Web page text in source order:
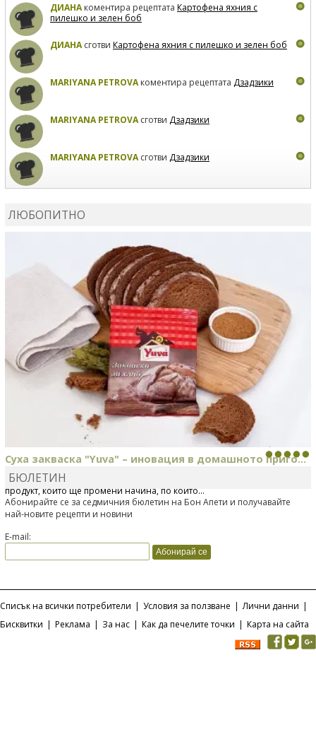
ДИАНАкоментира рецептата Картофена яхния с
пилешко и зелен боб
ДИАНАсготви Картофена яхния с пилешко и зелен боб
MARIYANA PETROVAкоментира рецептата Дзадзики
MARIYANA PETROVAсготви Дзадзики
MARIYANA PETROVAсготви Дзадзики
ЛЮБОПИТНО
Суха закваска "Yuva" – иновация в домашното приго...
Отскоро Лесафр България стартира предлагането на изцяло нов
продукт, който ще промени начина, по който...
БЮЛЕТИН
Абонирайте се за седмичния бюлетин на Бон Апети и получавайте
най-новите рецепти и новини
E-mail:
Списък на всички потребители | Условия за ползване | Лични данни |
Бисквитки | Реклама | За нас | Как да печелите точки | Карта на сайта